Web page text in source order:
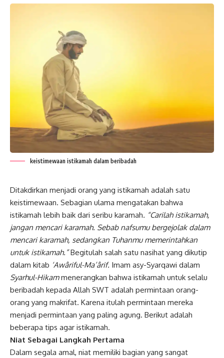
keistimewaan istikamah dalam beribadah
Ditakdirkan menjadi orang yang istikamah adalah satu
keistimewaan. Sebagian ulama mengatakan bahwa
istikamah lebih baik dari seribu karamah. “Carilah istikamah,
jangan mencari karamah. Sebab nafsumu bergejolak dalam
mencari karamah, sedangkan Tuhanmu memerintahkan
untuk istikamah.”Begitulah salah satu nasihat yang dikutip
dalam kitab ‘Awâriful-Ma’ârif. Imam asy-Syarqawi dalam
Syarhul-Hikammenerangkan bahwa istikamah untuk selalu
beribadah kepada Allah SWT adalah permintaan orang-
orang yang makrifat. Karena itulah permintaan mereka
menjadi permintaan yang paling agung. Berikut adalah
beberapa tips agar istikamah.
Niat Sebagai Langkah Pertama
Dalam segala amal, niat memiliki bagian yang sangat